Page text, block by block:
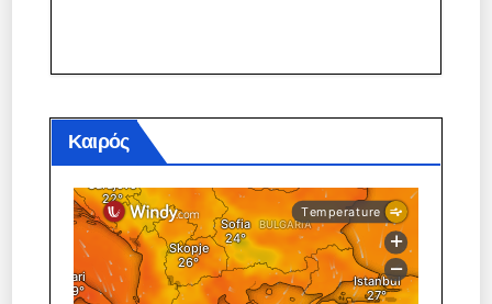
Καιρός